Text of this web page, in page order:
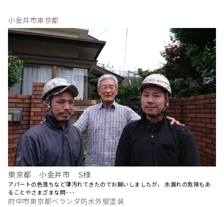
小金井市東京都
東京都 小金井市 S様
アパートの色落ちなど薄汚れてきたのでお願いしましたが、 水漏れの危険もあ
ることやさまざまな問･･･
府中市東京都ベランダ防水外壁塗装